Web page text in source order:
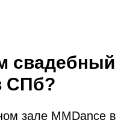
свадебный
СПб?
зале MMDance в